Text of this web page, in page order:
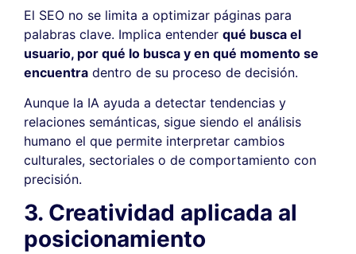
El SEO no se limita a optimizar páginas para
palabras clave. Implica entender qué busca el
usuario, por qué lo busca y en qué momento se
encuentra dentro de su proceso de decisión.
Aunque la IA ayuda a detectar tendencias y
relaciones semánticas, sigue siendo el análisis
humano el que permite interpretar cambios
culturales, sectoriales o de comportamiento con
precisión.
3. Creatividad aplicada al
posicionamiento